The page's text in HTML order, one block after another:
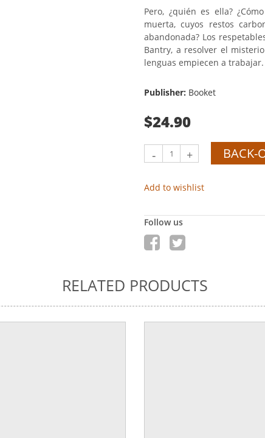
Pero, ¿quién es ella?
muerta, cuyos restos
abandonada? Los
Bantry, a resolver el
lenguas empiecen a trabajar.
Publisher: Booket
$24.90
- + BACK-
Add to wishlist
Follow us
RELATED PRODUCTS